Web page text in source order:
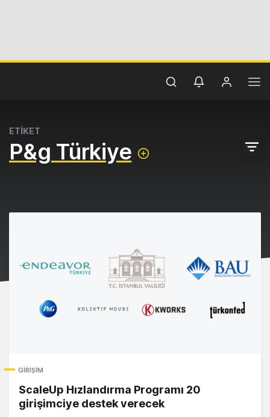
ETİKET
P&g Türkiye
GIRIŞIM
ScaleUp Hızlandırma Programı 20
girişimciye destek verecek